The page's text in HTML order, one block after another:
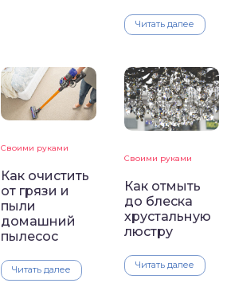
Читать далее
Своими руками
Как очистить
от грязи и
пыли
домашний
пылесос
Читать далее
Своими руками
Как отмыть
до блеска
хрустальную
люстру
Читать далее